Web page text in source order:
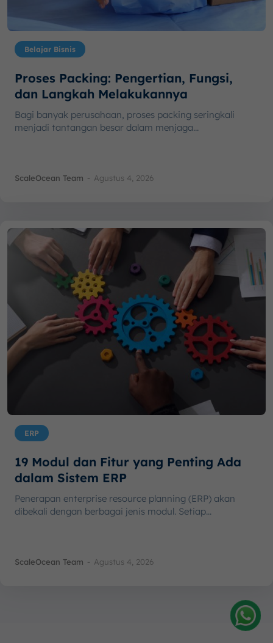
Belajar Bisnis
Proses Packing: Pengertian, Fungsi,
dan Langkah Melakukannya
Bagi banyak perusahaan, proses packing seringkali
menjadi tantangan besar dalam menjaga...
ScaleOcean Team - Agustus 4, 2026
ERP
19 Modul dan Fitur yang Penting Ada
dalam Sistem ERP
Penerapan enterprise resource planning (ERP) akan
dibekali dengan berbagai jenis modul. Setiap...
ScaleOcean Team - Agustus 4, 2026